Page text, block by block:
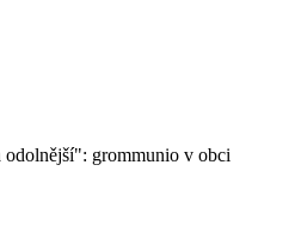
odolnější": grommunio v obci